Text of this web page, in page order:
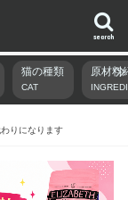
search
猫の種類
CAT
原材料
りになります